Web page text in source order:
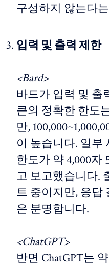
구성하지 않는다
입력 및 출력 제한
<Bard>
바드가 입력 및 출
큰의 정확한 한도
만,
이 높습니다. 일부
한도가 약 4,000자
고 보고했습니다.
트 중이지만, 응답
은 분명합니다.
<ChatGPT>
반면 ChatGPT는